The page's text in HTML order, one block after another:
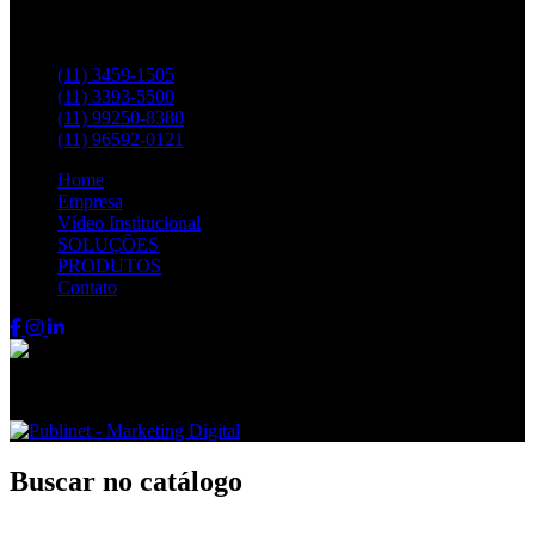
(11) 3459-1505
(11) 3393-5500
(11) 99250-8380
(11) 96592-0121
Home
Empresa
Vídeo Institucional
SOLUÇÕES
PRODUTOS
Contato
Buscar no catálogo